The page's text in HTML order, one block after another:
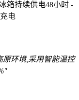
箱持续供电48小时 -
电
环境,采用智能温控